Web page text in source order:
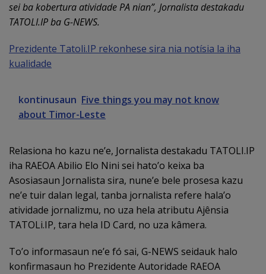
sei ba kobertura atividade PA nian”, Jornalista destakadu
TATOLI.IP ba G-NEWS.
Prezidente Tatoli.IP rekonhese sira nia notísia la iha
kualidade
kontinusaun Five things you may not know
about Timor-Leste
Relasiona ho kazu ne’e, Jornalista destakadu TATOLI.IP
iha RAEOA Abilio Elo Nini sei hato’o keixa ba
Asosiasaun Jornalista sira, nune’e bele prosesa kazu
ne’e tuir dalan legal, tanba jornalista refere hala’o
atividade jornalizmu, no uza hela atributu Ajênsia
TATOLi.IP, tara hela ID Card, no uza kâmera.
To’o informasaun ne’e fó sai, G-NEWS seidauk halo
konfirmasaun ho Prezidente Autoridade RAEOA